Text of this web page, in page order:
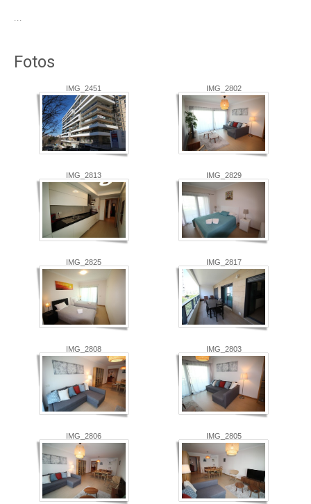
...
Fotos
IMG_2451 IMG_2802
IMG_2813 IMG_2829
IMG_2825 IMG_2817
IMG_2808 IMG_2803
IMG_2806 IMG_2805